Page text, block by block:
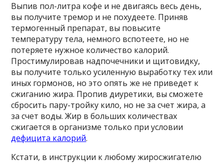
Выпив пол-литра кофе и не двигаясь весь день,
вы получите тремор и не похудеете. Приняв
термогенный препарат, вы повысите
температуру тела, немного вспотеете, но не
потеряете нужное количество калорий.
Простимулировав надпочечники и щитовидку,
вы получите только усиленную выработку тех или
иных гормонов, но это опять же не приведет к
сжиганию жира. Пропив диуретики, вы сможете
сбросить пару-тройку кило, но не за счет жира, а
за счет воды. Жир в больших количествах
сжигается в организме только при условии
дефицита калорий.
Кстати, в инструкции к любому жиросжигателю